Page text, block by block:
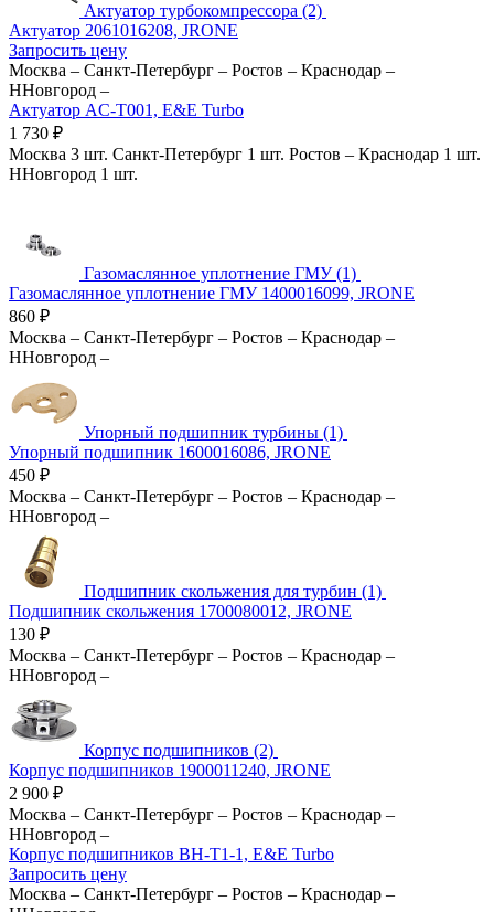
Актуатор турбокомпрессора (2)
Актуатор 2061016208, JRONE
Запросить цену
Москва – Санкт-Петербург – Ростов – Краснодар –
ННовгород –
Актуатор AC-T001, E&E Turbo
1 730 ₽
Москва 3 шт. Санкт-Петербург 1 шт. Ростов – Краснодар 1 шт.
ННовгород 1 шт.
Газомаслянное уплотнение ГМУ (1)
Газомаслянное уплотнение ГМУ 1400016099, JRONE
860 ₽
Москва – Санкт-Петербург – Ростов – Краснодар –
ННовгород –
Упорный подшипник турбины (1)
Упорный подшипник 1600016086, JRONE
450 ₽
Москва – Санкт-Петербург – Ростов – Краснодар –
ННовгород –
Подшипник скольжения для турбин (1)
Подшипник скольжения 1700080012, JRONE
130 ₽
Москва – Санкт-Петербург – Ростов – Краснодар –
ННовгород –
Корпус подшипников (2)
Корпус подшипников 1900011240, JRONE
2 900 ₽
Москва – Санкт-Петербург – Ростов – Краснодар –
ННовгород –
Корпус подшипников BH-T1-1, E&E Turbo
Запросить цену
Москва – Санкт-Петербург – Ростов – Краснодар –